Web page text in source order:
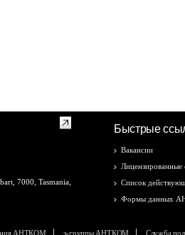
7000, Tasmania,
Быстрые
Вакансии
Лицензированные
Список
Формы данных
АНТКОМ э-группы АНТКОМ Служба